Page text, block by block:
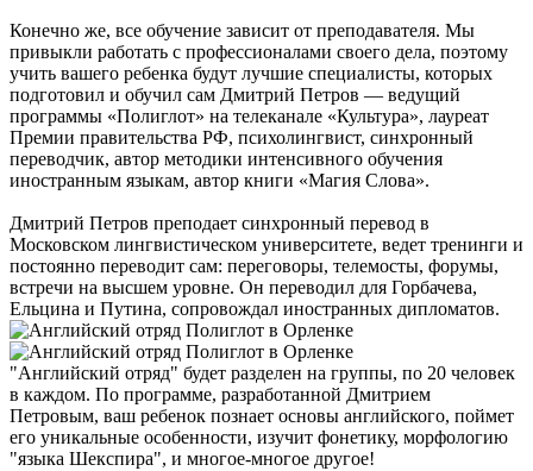
Конечно же, все обучение зависит от преподавателя. Мы
привыкли работать с профессионалами своего дела, поэтому
учить вашего ребенка будут лучшие специалисты, которых
подготовил и обучил сам Дмитрий Петров — ведущий
программы «Полиглот» на телеканале «Культура», лауреат
Премии правительства РФ, психолингвист, синхронный
переводчик, автор методики интенсивного обучения
иностранным языкам, автор книги «Магия Слова».
Дмитрий Петров преподает синхронный перевод в
Московском лингвистическом университете, ведет тренинги и
постоянно переводит сам: переговоры, телемосты, форумы,
встречи на высшем уровне. Он переводил для Горбачева,
Ельцина и Путина, сопровождал иностранных дипломатов.
"Английский отряд" будет разделен на группы, по 20 человек
в каждом. По программе, разработанной Дмитрием
Петровым, ваш ребенок познает основы английского, поймет
его уникальные особенности, изучит фонетику, морфологию
"языка Шекспира", и многое-многое другое!